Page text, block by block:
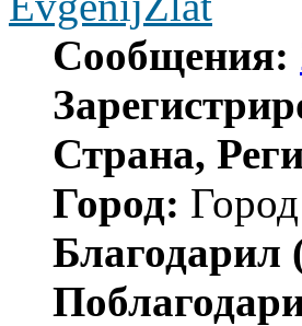
Сообщения:
Страна,
Город: Город
Благодарил